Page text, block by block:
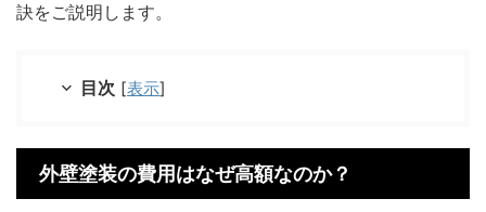
訣をご説明します。
目次 [表示]
外壁塗装の費用はなぜ高額なのか？